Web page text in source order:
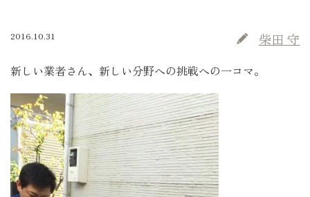
2016.10.31 柴田 守
新しい業者さん、新しい分野への挑戦への一コマ。